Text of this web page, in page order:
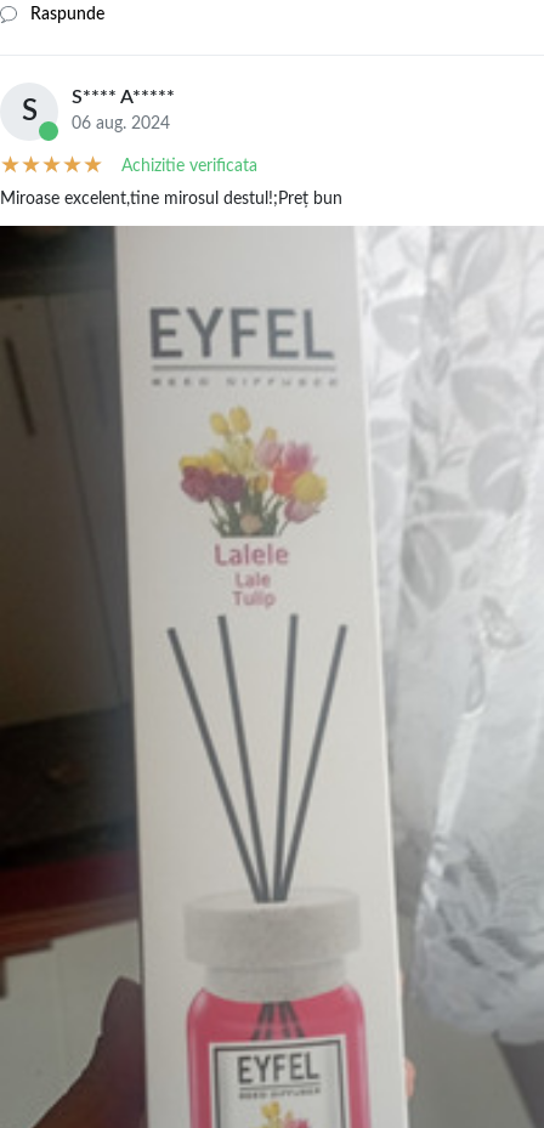
Raspunde
S S**** A*****
06 aug. 2024
Achizitie verificata
Miroase excelent,tine mirosul destul!;Preț bun